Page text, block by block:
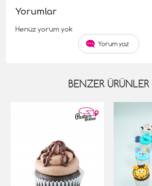
Yorumlar
Henüz yorum yok
Yorum yaz
BENZER ÜRÜNLER